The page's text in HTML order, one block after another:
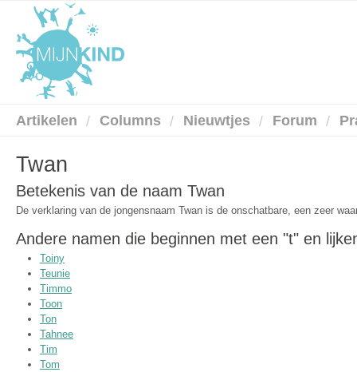
Artikelen Columns Nieuwtjes Forum
Twan
Betekenis van de naam Twan
De verklaring van de jongensnaam Twan is de onschatbare, een zeer
Andere namen die beginnen met een "t" en
Toiny
Teunie
Timmo
Toon
Ton
Tahnee
Tim
Tom